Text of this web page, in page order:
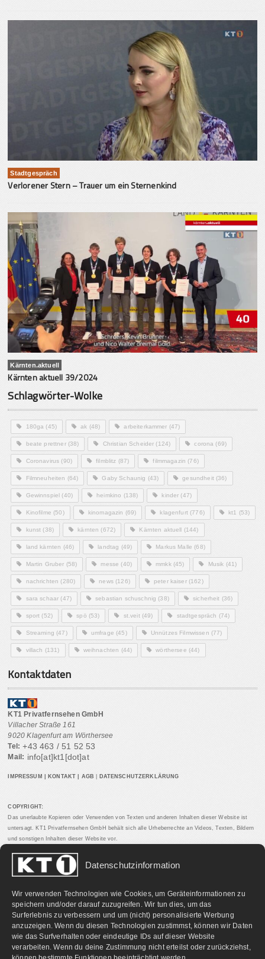
Datenschutzinformation
Wir verwenden Technologien wie Cookies, um Geräteinformationen zu
speichern und/oder darauf zuzugreifen. Wir tun dies, um das
Surferlebnis zu verbessern und um (nicht) personalisierte Werbung
anzuzeigen. Wenn du diesen Technologien zustimmst, können wir Daten
wie das Surfverhalten oder eindeutige IDs auf dieser Website
verarbeiten. Wenn du deine Zustimmung nicht erteilst oder zurückziehst,
Stadtgespräch
Verlorener Stern – Trauer um ein Sternenkind
Kärnten.aktuell
Kärnten aktuell 39/2024
Schlagwörter-Wolke
180ga (45) ak (48) arbeiterkammer (47)
beate prettner(38) Christian Scheider (124) corona (69)
Coronavirus (90) filmblitz (87) filmmagazin (76)
Filmneuheiten (64) Gaby Schaunig (43) gesundheit(36)
Gewinnspiel (40) heimkino (138) kinder (47)
Kinofilme (50) kinomagazin (69) klagenfurt(776) kt1 (53)
kunst (38) kärnten (672) Kärnten aktuell (144)
land kärnten (46) landtag (49) Markus Malle (68)
Martin Gruber (58) messe (40) mmkk(45) Musik (41)
nachrichten (280) news(126) peter kaiser(162)
sara schaar (47) sebastian schuschnig (38) sicherheit (36)
sport (52) spö (53) st.veit(49) stadtgespräch (74)
Streaming (47) umfrage (45) Unnützes Filmwissen (77)
villach (131) weihnachten (44) wörthersee (44)
Kontaktdaten
KT1 Privatfernsehen GmbH
Villacher Straße 161
9020 Klagenfurt am Wörthersee
Tel: +43 463 / 51 52 53
Mail: info[at]kt1[dot]at
IMPRESSUM KONTAKT AGB DATENSCHUTZERKLÄRUNG
COPYRIGHT:
Das unerlaubte Kopieren oder Verwenden von Texten und anderen Inhalten dieser Website ist
untersagt. KT1 Privatfernsehen GmbH behält sich alle Urheberrechte an Videos, Texten, Bildern
und sonstigen Inhalten dieser Website vor.
PARTNERLINKS: